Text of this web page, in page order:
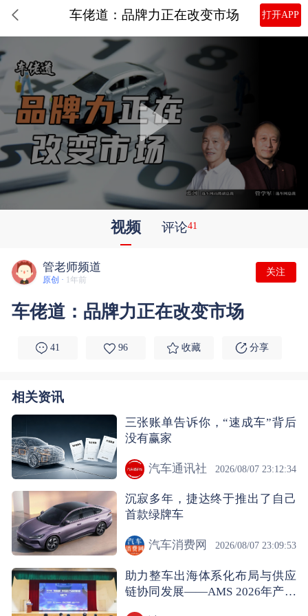
车佬道：品牌力正在改变市场 打开APP
视频 评论41
管老师频道
原创 · 1年前
关注
车佬道：品牌力正在改变市场
41 96 收藏 分享
相关资讯
三张账单告诉你，“速成车”背后
没有赢家
汽车通讯社 2026/08/07 23:12:34
沉寂多年，捷达终于推出了自己
首款绿牌车
汽车消费网 2026/08/07 23:09:53
助力整车出海体系化布局与供应
链协同发展——AMS 2026年产业